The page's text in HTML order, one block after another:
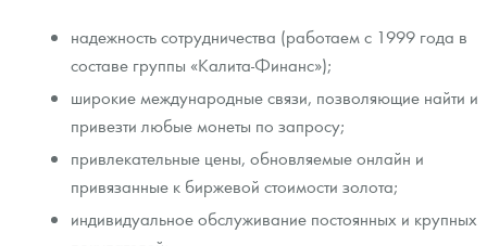
надежность сотрудничества (работаем с 1999 года в
составе группы «Калита-Финанс»);
широкие международные связи, позволяющие найти и
привезти любые монеты по запросу;
привлекательные цены, обновляемые онлайн и
привязанные к биржевой стоимости золота;
индивидуальное обслуживание постоянных и крупных